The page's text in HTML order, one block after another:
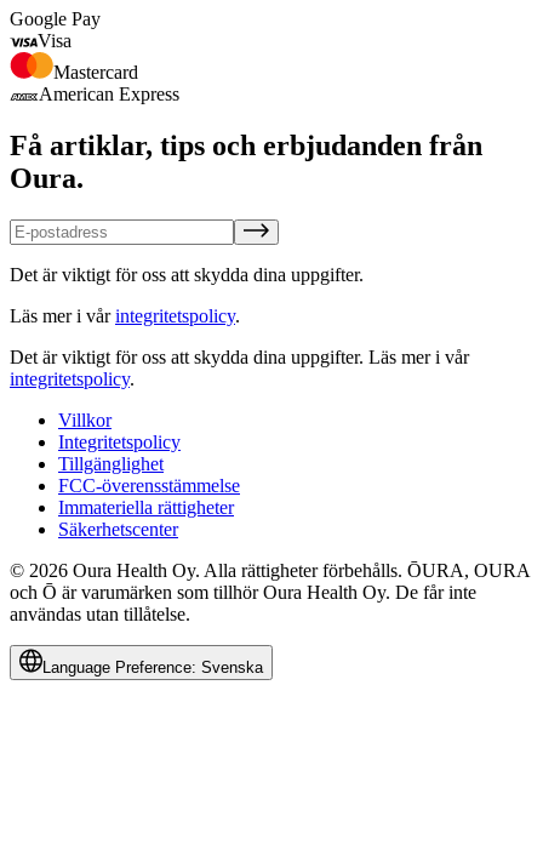
Google Pay
Visa
Mastercard
American Express
Få artiklar, tips och erbjudanden från
Oura.
Det är viktigt för oss att skydda dina uppgifter.
Läs mer i vårintegritetspolicy.
Det är viktigt för oss att skydda dina uppgifter. Läs mer i vår
integritetspolicy.
Villkor
Integritetspolicy
Tillgänglighet
FCC-överensstämmelse
Immateriella rättigheter
Säkerhetscenter
© 2026 Oura Health Oy. Alla rättigheter förbehålls. ŌURA, OURA
och Ō är varumärken som tillhör Oura Health Oy. De får inte
användas utan tillåtelse.
Language Preference: Svenska